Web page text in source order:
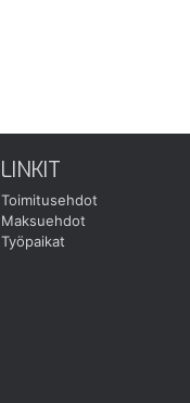
LINKIT
Toimitusehdot
Maksuehdot
Työpaikat